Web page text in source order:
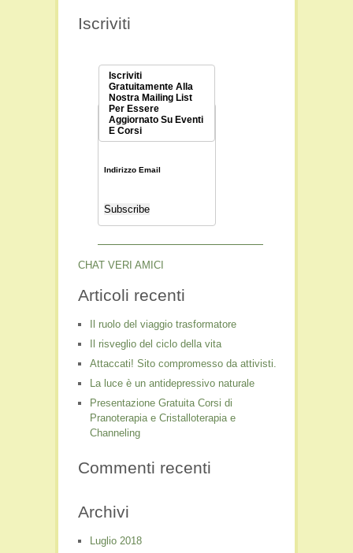
Iscriviti
Iscriviti
Gratuitamente Alla
Nostra Mailing List
Per Essere
Aggiornato Su Eventi
E Corsi
Indirizzo Email
CHAT VERI AMICI
Articoli recenti
Il ruolo del viaggio trasformatore
Il risveglio del ciclo della vita
Attaccati! Sito compromesso da attivisti.
La luce è un antidepressivo naturale
Presentazione Gratuita Corsi di
Pranoterapia e Cristalloterapia e
Channeling
Commenti recenti
Archivi
Luglio 2018